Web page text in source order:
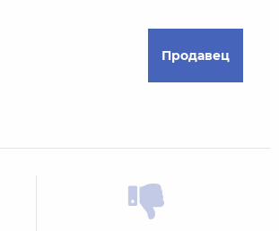
Продавец